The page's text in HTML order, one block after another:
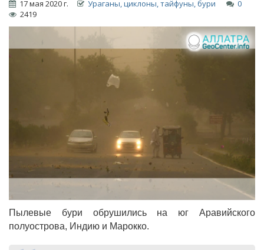
17 мая 2020 г. Ураганы, циклоны, тайфуны, бури
0
2419
Пылевые бури обрушились на юг Аравийского
полуострова, Индию и Марокко.